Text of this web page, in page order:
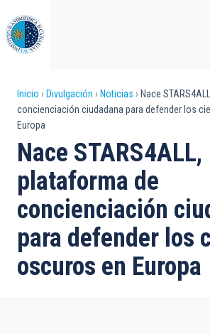
al
contenido
principal
Sobrescribir
enlaces
de
ayuda
a
la
navegación
Inicio Divulgación Noticias
Nace
concienciación ciudadana para defender los
Europa
Nace STARS4ALL,
plataforma de
concienciación
para defender los
oscuros en Europa